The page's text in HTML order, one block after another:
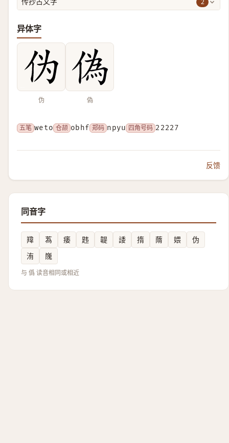
传抄古文字 2
异体字
伪 偽
五笔 weto 仓颉 obhf 郑码 npyu 四角号码 22227
反馈
同音字
䍷 蒍 痿 韪 䪘 諉 㨊 䔺 㛱
伪
洧
㠕
与 僞 读音相同或相近